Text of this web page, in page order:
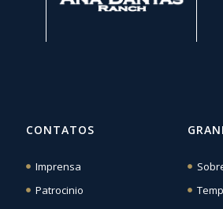
CONTATOS
Imprensa
Patrocinio